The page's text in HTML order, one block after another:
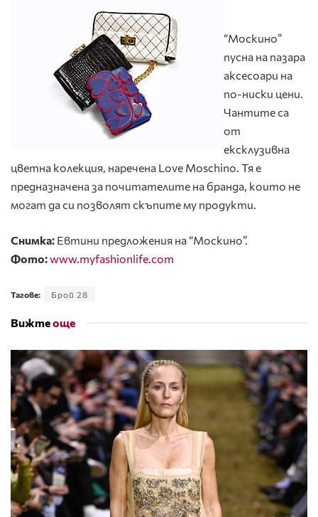
“Москино”
пусна на пазара
аксесоари на
по-ниски цени.
Чантите са
от
ексклузивна
цветна колекция, наречена Love Moschino. Тя е
предназначена за почитателите на бранда, които не
могат да си позволят скъпите му продукти.
Снимка: Евтини предложения на “Москино”.
Фото:www.myfashionlife.com
Тагове: Брой 28
Вижтеоще